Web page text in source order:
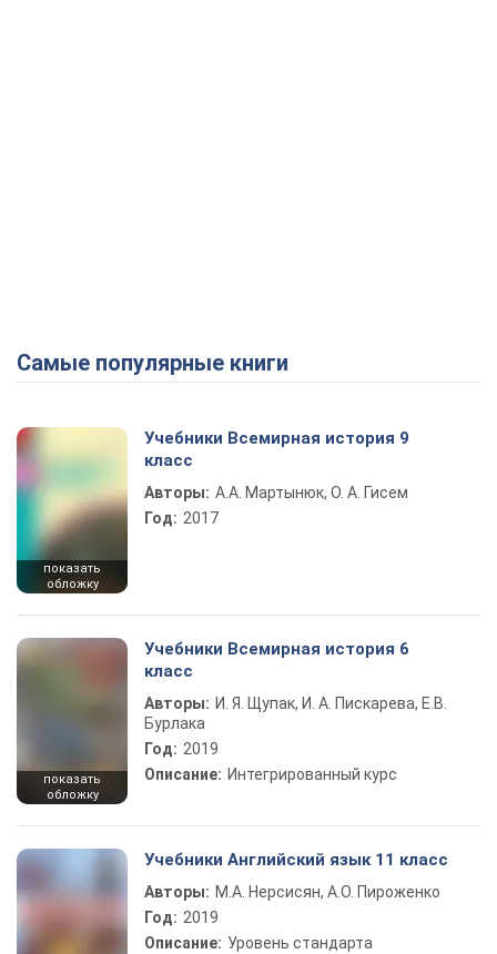
Самые популярные книги
показать
обложку
Учебники Всемирная история 9
класс
Авторы: А.А. Мартынюк, О. А. Гисем
Год: 2017
показать
обложку
Учебники Всемирная история 6
класс
Авторы: И. Я. Щупак, И. А. Пискарева, Е.В.
Бурлака
Год: 2019
Описание: Интегрированный курс
Учебники Английский язык 11 класс
Авторы: М.А. Нерсисян, А.О. Пироженко
Год: 2019
Описание: Уровень стандарта